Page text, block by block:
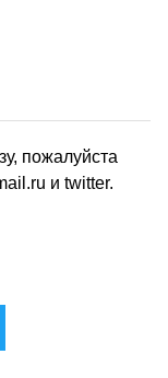
пожалуйста
и twitter.